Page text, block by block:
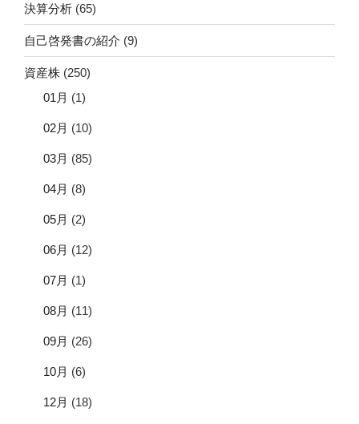
決算分析 (65)
自己啓発書の紹介 (9)
資産株 (250)
01月 (1)
02月 (10)
03月 (85)
04月 (8)
05月 (2)
06月 (12)
07月 (1)
08月 (11)
09月 (26)
10月 (6)
12月 (18)